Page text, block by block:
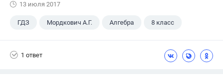
13 июля 2017
ГДЗ Мордкович А.Г. Алгебра 8 класс
1 ответ